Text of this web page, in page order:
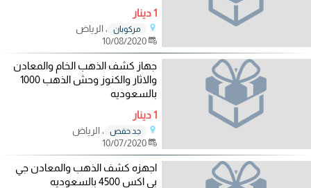
1 دينار
مركوبان
، الرياض
10/08/2020
جهاز كشف الذهب الخام والمعادن
والاثار والكنوز وحش الذهب 1000
بالسعوديه
1 دينار
جد حفص
، الرياض
10/07/2020
اجهزه كشف الذهب والمعادن جي
بي اكس 4500 بالسعوديه